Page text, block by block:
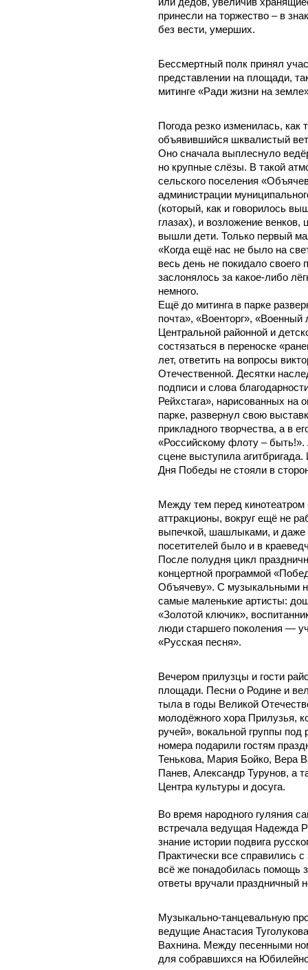
принесли на торжество – в
без вести, умерших.
Бессмертный полк принял
представлении на площади,
митинге «Ради жизни на
Погода резко изменилась, как
объявившийся шквалистый
Оно сначала выплеснуло
но крупные слёзы. В такой
сельского поселения
администрации
(который, как и говорилось
глазах), и возложение венков,
вышли дети. Только первый
«Когда ещё нас не было на
весь день не покидало
заслонялось за какое-либо
немного.
Ещё до митинга в парке
почта», «Военторг», «Военный
Центральной районной и
состязаться в переноске
лет, ответить на вопросы
Отечественной. Десятки
подписи и слова
Рейхстага», нарисованных на
парке, развернул свою
прикладного творчества, а в
«Российскому флоту – быть!».
сцене выступила
Дня Победы не стояли в
Между тем перед
аттракционы, вокруг ещё не
выпечкой, шашлыками, и
посетителей было и в
После полудня цикл
концертной программой
Объячеву». С музыкальными
самые маленькие артисты:
«Золотой ключик»,
люди старшего поколения —
«Русская песня».
Вечером прилузцы и гости
площади. Песни о Родине и
тыла в годы Великой
молодёжного хора Прилузья,
ручей», вокальной группы
номера подарили гостям
Тенькова, Мария Бойко, Вера
Панев, Александр Турунов, а
Центра культуры и досуга.
Во время народного гуляния
встречала ведущая Надежда
знание истории подвига
Практически все справились
всё же понадобилась помощь
ответы вручали праздничный
Музыкально-танцевальную
ведущие Анастасия
Вахнина. Между песенными
для собравшихся на